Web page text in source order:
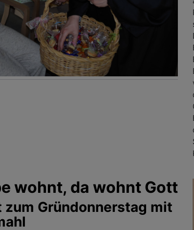
wohnt, da wohnt Gott
Gründonnerstag mit